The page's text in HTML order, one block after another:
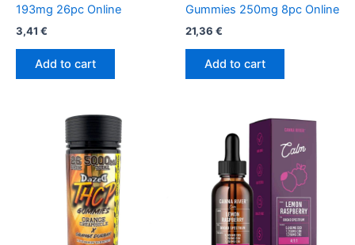
193mg 26pc Online
3,41 €
Add to cart
Gummies 250mg 8pc Online
21,36 €
Add to cart